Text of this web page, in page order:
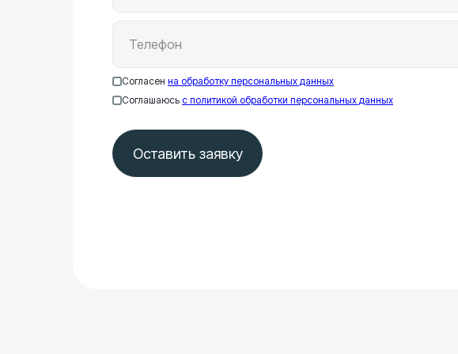
Согласен на обработку персональных данных
Соглашаюсь c политикой обработки персональных данных
Оставить заявку